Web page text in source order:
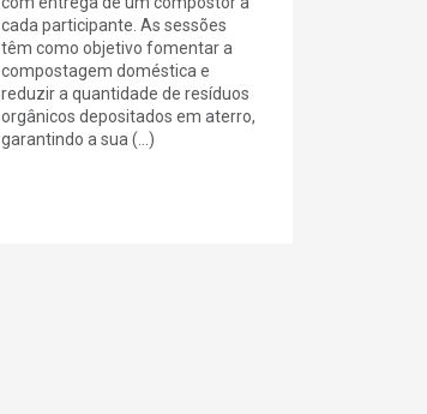
cada participante. As sessões
têm como objetivo fomentar a
compostagem doméstica e
reduzir a quantidade de resíduos
orgânicos depositados em aterro,
garantindo a sua (...)